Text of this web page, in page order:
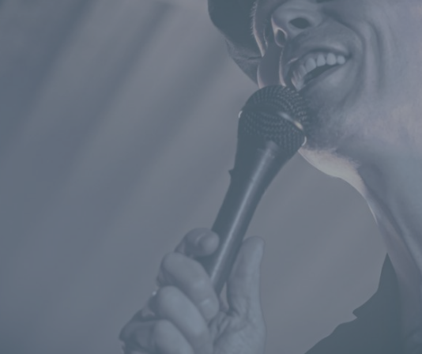
Person beziehen, zu bewerten, insbesondere, um Aspekte bezüglich
Arbeitsleistung, wirtschaftlicher Lage, Gesundheit, persönlicher Vorlieben,
Interessen, Zuverlässigkeit, Verhalten, Aufenthaltsort oder Ortswechsel
dieser natürlichen Person zu analysieren oder vorherzusagen.
Pseudonymisierung ist die Verarbeitung personenbezogener Daten in einer
Weise, auf welche die personenbezogenen Daten ohne Hinzuziehung
zusätzlicher Informationen nicht mehr einer spezifischen betroffenen
Person zugeordnet werden können, sofern diese zusätzlichen
Informationen gesondert aufbewahrt werden und technischen und
organisatorischen Maßnahmen unterliegen, die gewährleisten, dass die
personenbezogenen Daten nicht einer identifizierten oder identifizierbaren
natürlichen Person zugewiesen werden.
g) Verantwortlicher oder für die Verarbeitung Verantwortlicher
Verantwortlicher oder für die Verarbeitung Verantwortlicher ist die natürliche
oder juristische Person, Behörde, Einrichtung oder andere Stelle, die allein
oder gemeinsam mit anderen über die Zwecke und Mittel der Verarbeitung